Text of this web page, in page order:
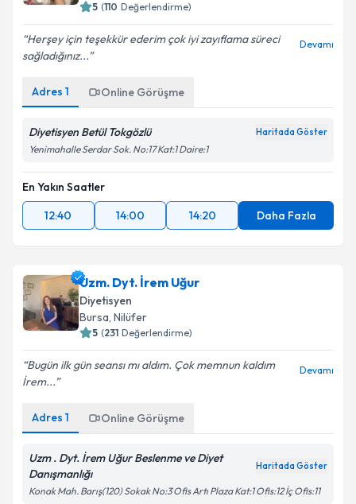
5 (110 Değerlendirme)
Herşey için teşekkür ederim çok iyi zayıflama süreci
sağladığınız...
Devamı
Adres 1 Online Görüşme
Diyetisyen Betül Tokgözlü Haritada Göster
Yenimahalle Serdar Sok. No:17 Kat:1 Daire:1
En Yakın Saatler
12:40
14:00 14:20 Daha Fazla
Uzm. Dyt. İrem Uğur
Diyetisyen
Bursa, Nilüfer
5 (231 Değerlendirme)
Bugün ilk gün seansı mı aldım. Çok memnun kaldım
İrem...
Devamı
Adres 1 Online Görüşme
Uzm . Dyt. İrem Uğur Beslenme ve Diyet
Danışmanlığı
Haritada Göster
Konak Mah. Barış(120) Sokak No:3 Ofis Artı Plaza Kat:1 Ofis:12 İç Ofis:11